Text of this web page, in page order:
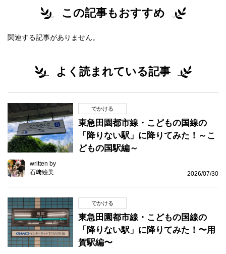
この記事もおすすめ
関連する記事がありません。
よく読まれている記事
でかける
東急田園都市線・こどもの国線の
「降りない駅」に降りてみた！～こ
どもの国駅編～
written by
石﨑絵美
2026/07/30
でかける
東急田園都市線・こどもの国線の
「降りない駅」に降りてみた！〜用
賀駅編〜